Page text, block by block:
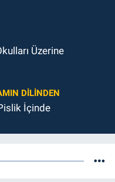
Üzerine
DILINDEN
İçinde